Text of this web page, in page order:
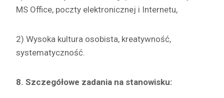
MS Office, poczty elektronicznej i Internetu,
2) Wysoka kultura osobista, kreatywność,
systematyczność.
8. Szczegółowe zadania na stanowisku: